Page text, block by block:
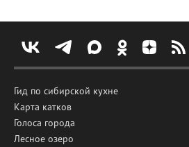
Гид по сибирской кухне
Карта катков
Голоса города
Лесное озеро